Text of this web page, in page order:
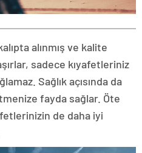
alınmış ve kalite
sadece kıyafetleriniz
Sağlık açısında da
fayda sağlar. Öte
de daha iyi